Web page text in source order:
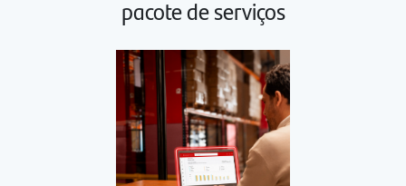
pacote de serviços